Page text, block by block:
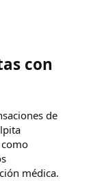
con
de
médica.